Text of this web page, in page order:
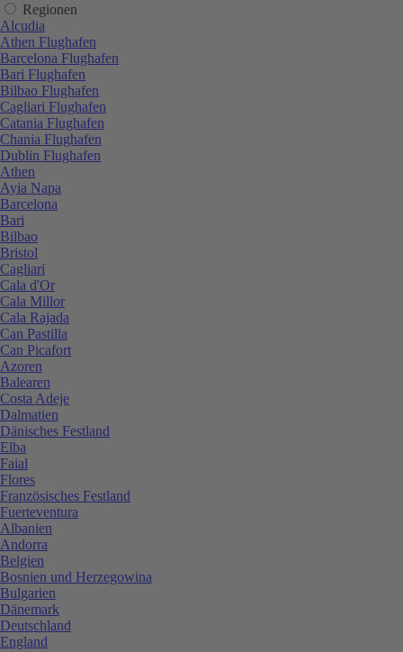
Regionen
Alcudia
Athen Flughafen
Barcelona Flughafen
Bari Flughafen
Bilbao Flughafen
Cagliari Flughafen
Catania Flughafen
Chania Flughafen
Dublin Flughafen
Athen
Ayia Napa
Barcelona
Bari
Bilbao
Bristol
Cagliari
Cala d'Or
Cala Millor
Cala Rajada
Can Pastilla
Can Picafort
Azoren
Balearen
Costa Adeje
Dalmatien
Dänisches Festland
Elba
Faial
Flores
Französisches Festland
Fuerteventura
Albanien
Andorra
Belgien
Bosnien und Herzegowina
Bulgarien
Dänemark
Deutschland
England